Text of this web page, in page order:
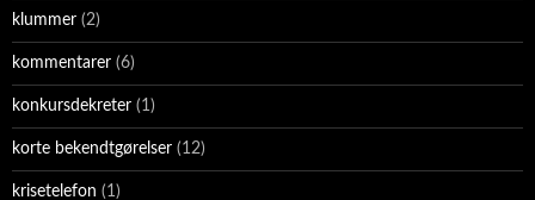
klummer (2)
kommentarer (6)
konkursdekreter (1)
korte bekendtgørelser (12)
krisetelefon (1)